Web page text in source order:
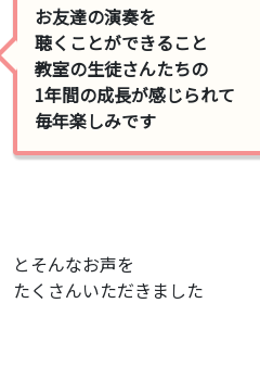
お友達の演奏を
聴くことができること
教室の生徒さんたちの
1年間の成長が感じられて
毎年楽しみです
とそんなお声を
たくさんいただきました